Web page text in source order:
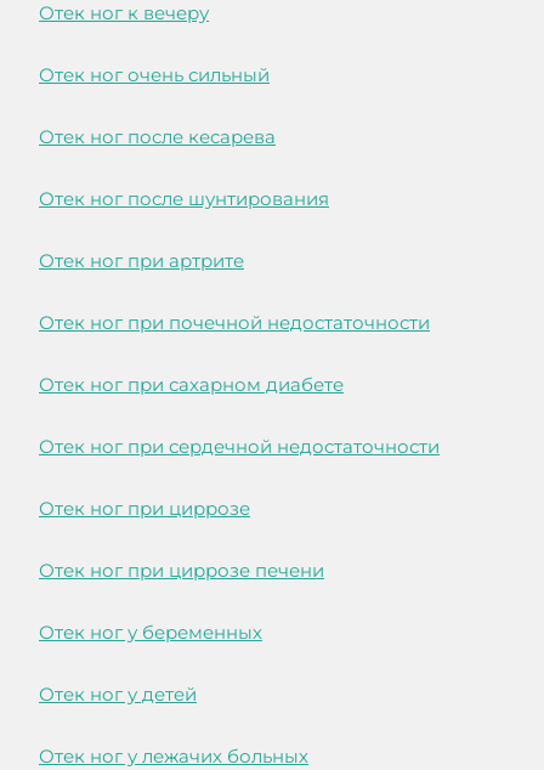
Отек ног к вечеру
Отек ног очень сильный
Отек ног после кесарева
Отек ног после шунтирования
Отек ног при артрите
Отек ног при почечной недостаточности
Отек ног при сахарном диабете
Отек ног при сердечной недостаточности
Отек ног при циррозе
Отек ног при циррозе печени
Отек ног у беременных
Отек ног у детей
Отек ног у лежачих больных